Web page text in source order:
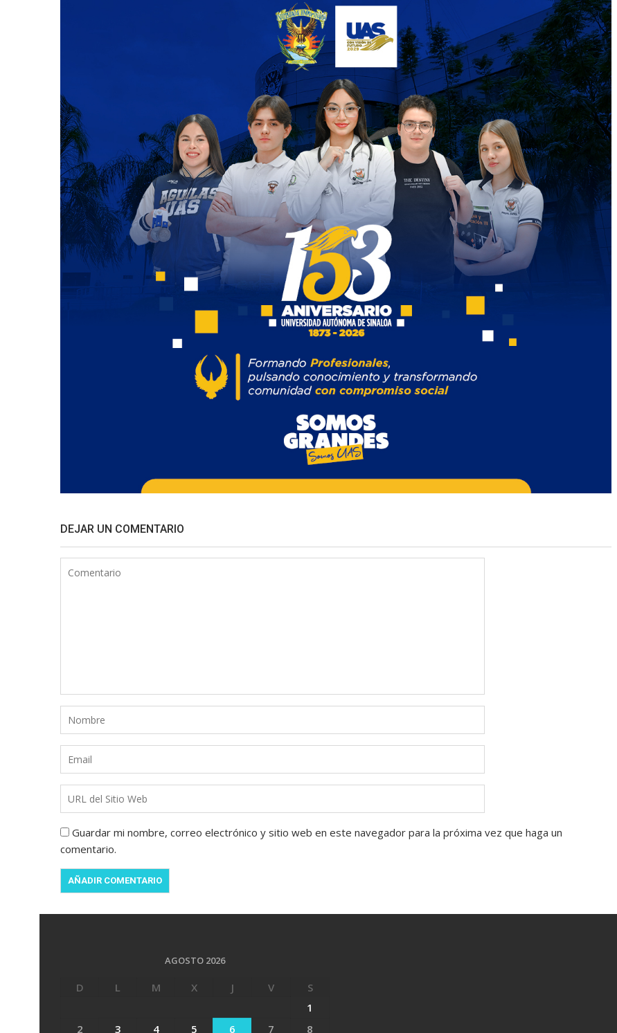
DEJAR UN COMENTARIO
Guardar mi nombre, correo electrónico y sitio web en este navegador para la próxima vez que haga un
comentario.
AGOSTO 2026
D L M X J V
S
1
2
3 4 5 6 7 8